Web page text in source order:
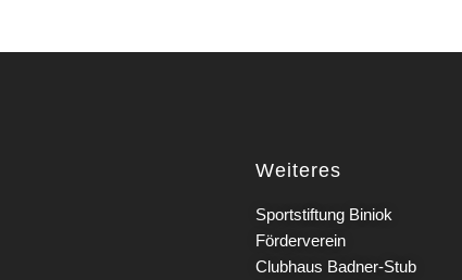
Weiteres
Sportstiftung Biniok
Förderverein
Clubhaus Badner-Stub